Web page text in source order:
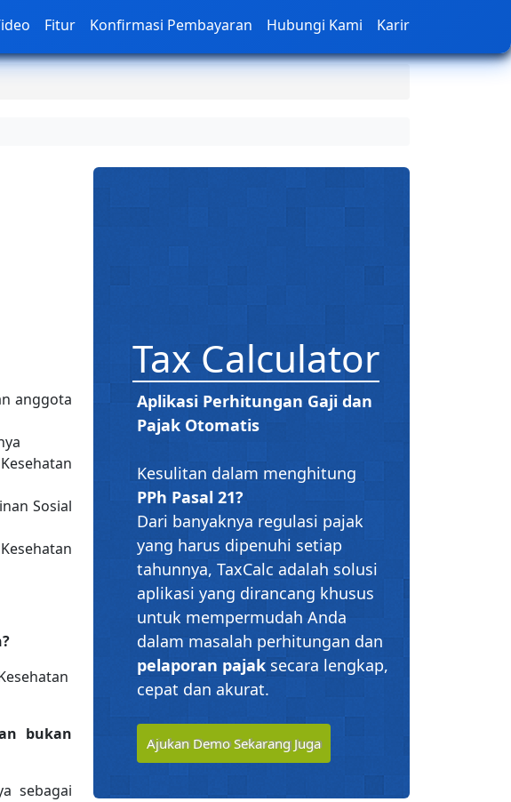
Fitur Konfirmasi Pembayaran Hubungi Kami Karir
anggota
Sosial
bukan
sebagai
Tax Calculator
Aplikasi Perhitungan Gaji dan
Pajak Otomatis
Kesulitan dalam menghitung
PPh Pasal 21?
Dari banyaknya regulasi pajak
yang harus dipenuhi setiap
tahunnya, TaxCalc adalah solusi
aplikasi yang dirancang khusus
untuk mempermudah Anda
dalam masalah perhitungan dan
pelaporan pajak secara lengkap,
cepat dan akurat.
Ajukan Demo Sekarang Juga